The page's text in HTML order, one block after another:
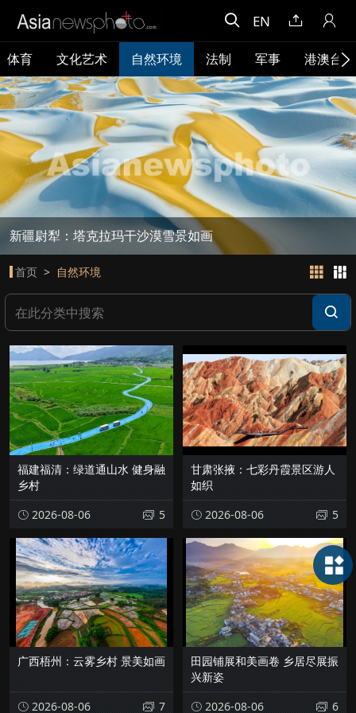
EN
体育 文化艺术 自然环境 法制 军事 港澳台
新疆尉犁：塔克拉玛干沙漠雪景如画
首页 自然环境
福建福清：绿道通山水 健身融
乡村
2026-08-06
5
甘肃张掖：七彩丹霞景区游人
如织
2026-08-06
5
广西梧州：云雾乡村 景美如画
2026-08-06 7
田园铺展和美画卷 乡居尽展振
兴新姿
2026-08-06
6